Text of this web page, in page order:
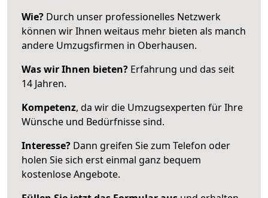
Wie? Durch unser professionelles Netzwerk
können wir Ihnen weitaus mehr bieten als manch
andere Umzugsfirmen in Oberhausen.
Was wir Ihnen bieten? Erfahrung und das seit
14 Jahren.
Kompetenz, da wir die Umzugsexperten für Ihre
Wünsche und Bedürfnisse sind.
Interesse? Dann greifen Sie zum Telefon oder
holen Sie sich erst einmal ganz bequem
kostenlose Angebote.